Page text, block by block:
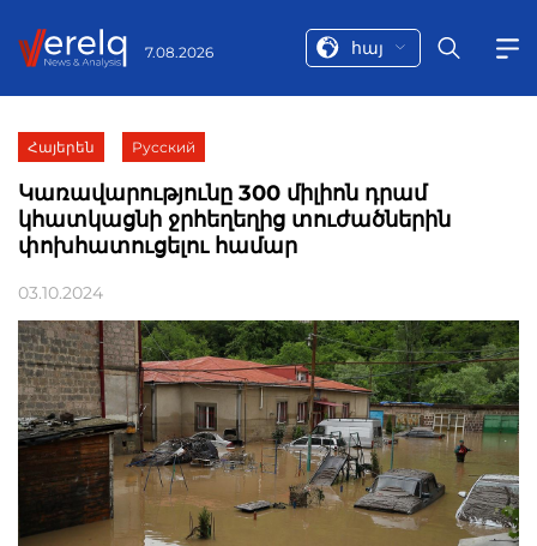
7.08.2026 հայ
Հայերեն Русский
Կառավարությունը 300 միլիոն դրամ
կհատկացնի ջրհեղեղից տուժածներին
փոխհատուցելու համար
03.10.2024